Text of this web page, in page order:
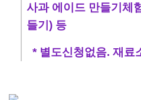
사과 에이드 만들기체
들기) 등
* 별도신청없음. 재료